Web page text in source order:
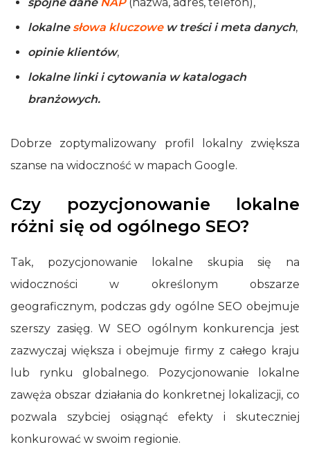
lokalnesłowa kluczowew treści i meta danych,
opinie klientów,
lokalne linki i cytowania w katalogach
branżowych.
Dobrze zoptymalizowany profil lokalny zwiększa
szanse na widoczność w mapach Google.
Czy pozycjonowanie lokalne
różni się od ogólnego SEO?
Tak, pozycjonowanie lokalne skupia się na
widoczności w określonym obszarze
geograficznym, podczas gdy ogólne SEO obejmuje
szerszy zasięg. W SEO ogólnym konkurencja jest
zazwyczaj większa i obejmuje firmy z całego kraju
lub rynku globalnego. Pozycjonowanie lokalne
zawęża obszar działania do konkretnej lokalizacji, co
pozwala szybciej osiągnąć efekty i skuteczniej
konkurować w swoim regionie.